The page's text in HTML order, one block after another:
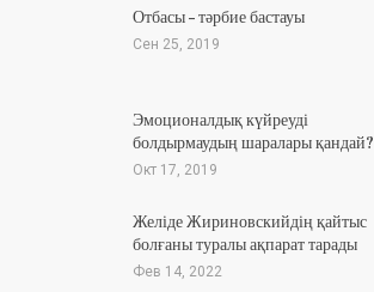
Отбасы – тәрбие бастауы
Сен 25, 2019
Эмоционалдық күйреуді
болдырмаудың шаралары қандай?
Окт 17, 2019
Желіде Жириновскийдің қайтыс
болғаны туралы ақпарат тарады
Фев 14, 2022